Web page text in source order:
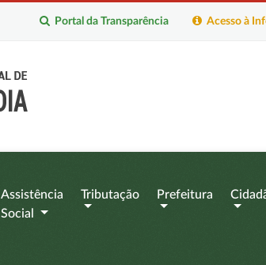
Acesso à
Portal da Transparência
Assistência
Social
Tributação Prefeitura